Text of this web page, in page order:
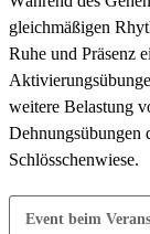
gleichmäßigen
Ruhe und Präsenz
weitere Belastung
Dehnungsübungen
Schlösschenwiese.
Event beim